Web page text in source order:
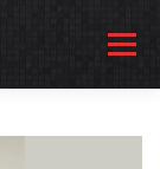
Menu
SQL